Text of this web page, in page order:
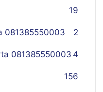
19
081385550003 2
081385550003 4
156